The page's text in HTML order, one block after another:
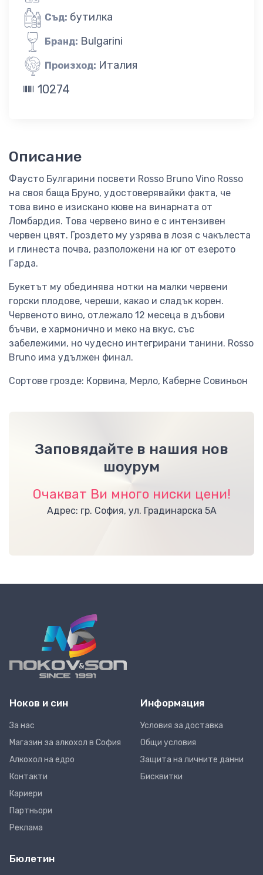
Съд: бутилка
Бранд: Bulgarini
Произход: Италия
10274
Описание
Фаусто Булгарини посвети Rosso Bruno Vino Rosso
на своя баща Бруно, удостоверявайки факта, че
това вино е изискано кюве на винарната от
Ломбардия. Това червено вино е с интензивен
червен цвят. Гроздето му узрява в лозя с чакълеста
и глинеста почва, разположени на юг от езерото
Гарда.
Букетът му обединява нотки на малки червени
горски плодове, череши, какао и сладък корен.
Червеното вино, отлежало 12 месеца в дъбови
бъчви, е хармонично и меко на вкус, със
забележими, но чудесно интегрирани танини. Rosso
Bruno има удължен финал.
Сортове грозде: Корвина, Мерло, Каберне Совиньон
Заповядайте в нашия нов
шоурум
Очакват Ви много ниски цени!
Адрес: гр. София, ул. Градинарска 5А
Ноков и син
За нас
Магазин за алкохол в София
Алкохол на едро
Контакти
Кариери
Партньори
Реклама
Информация
Условия за доставка
Общи условия
Защита на личните данни
Бисквитки
Бюлетин